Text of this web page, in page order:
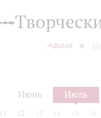
Афиша
Июнь Июль
11 12 13 14 15 16